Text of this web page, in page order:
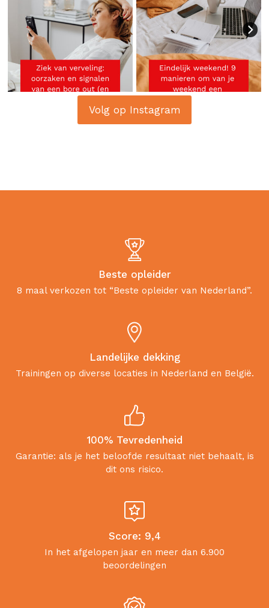
Volg op Instagram
Beste opleider
8 maal verkozen tot “Beste opleider van Nederland”.
Landelijke dekking
Trainingen op diverse locaties in Nederland en België.
100% Tevredenheid
Garantie: als je het beloofde resultaat niet behaalt, is
dit ons risico.
Score: 9,4
In het afgelopen jaar en meer dan 6.900
beoordelingen